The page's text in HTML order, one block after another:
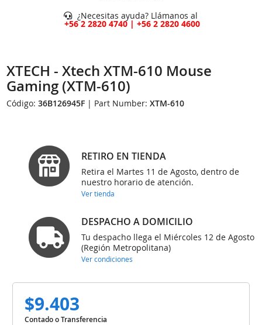
¿Necesitas ayuda? Llámanos al
+56 2 2820 4740 | +56 2 2820 4600
XTECH - Xtech XTM-610 Mouse
Gaming (XTM-610)
Código:36B126945F | Part Number:XTM-610
RETIRO EN TIENDA
Retira el Martes 11 de Agosto, dentro de
nuestro horario de atención.
Ver tienda
DESPACHO A DOMICILIO
Tu despacho llega el Miércoles 12 de Agosto
(Región Metropolitana)
Ver condiciones
$9.403
Contado o Transferencia